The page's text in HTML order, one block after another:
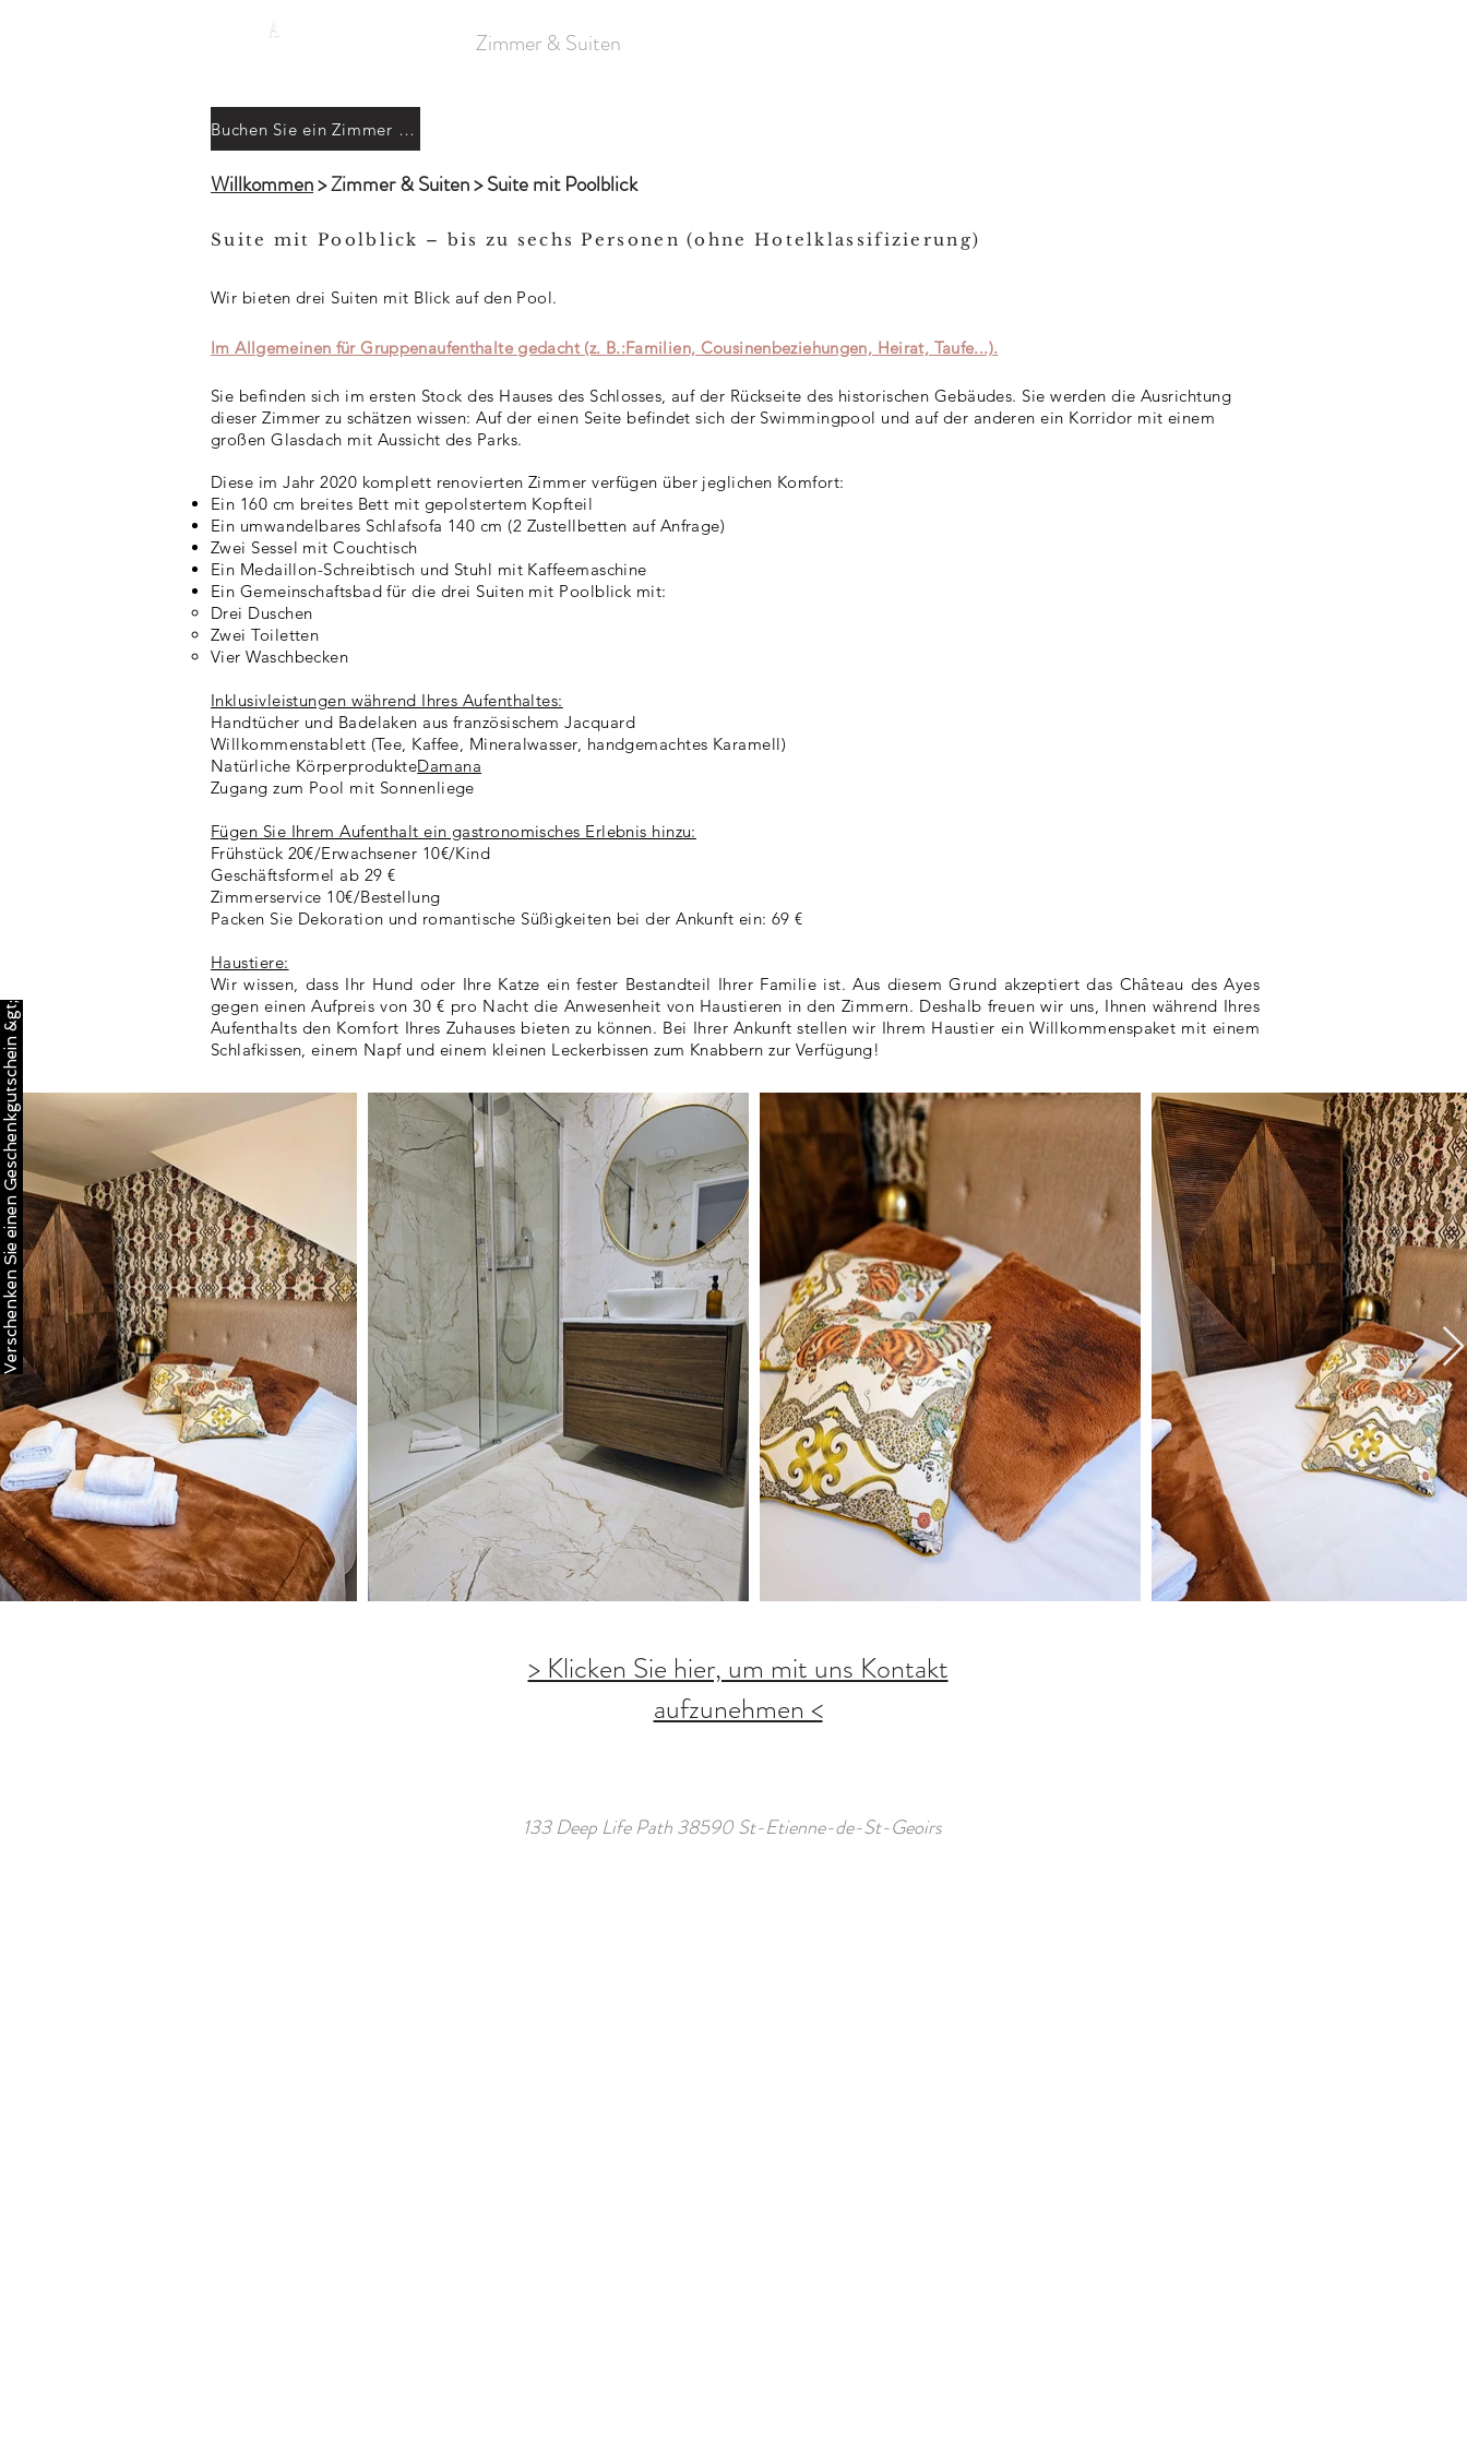
Zimmer & Suiten
Verschenken Sie einen Geschenkgutschein &gt;
Buchen Sie ein Zimmer &gt;
Willkommen> Zimmer & Suiten > Suite mit Poolblick
Suite mit Poolblick – bis zu sechs Personen (ohne Hotelklassifizierung)
Wir bieten drei Suiten mit Blick auf den Pool.
Im Allgemeinen für Gruppenaufenthalte gedacht (z. B.:Familien, Cousinenbeziehungen, Heirat, Taufe...).
Sie befinden sich im ersten Stock des Hauses des Schlosses, auf der Rückseite des historischen Gebäudes. Sie werden die Ausrichtung
dieser Zimmer zu schätzen wissen: Auf der einen Seite befindet sich der Swimmingpool und auf der anderen ein Korridor mit einem
großen Glasdach mit Aussicht des Parks.
Diese im Jahr 2020 komplett renovierten Zimmer verfügen über jeglichen Komfort:
Ein 160 cm breites Bett mit gepolstertem Kopfteil
Ein umwandelbares Schlafsofa 140 cm (2 Zustellbetten auf Anfrage)
Zwei Sessel mit Couchtisch
Ein Medaillon-Schreibtisch und Stuhl mit Kaffeemaschine
Ein Gemeinschaftsbad für die drei Suiten mit Poolblick mit:
Drei Duschen​
Zwei Toiletten
Vier Waschbecken
Inklusivleistungen während Ihres Aufenthaltes:
Handtücher und Badelaken aus französischem Jacquard
Willkommenstablett (Tee, Kaffee, Mineralwasser, handgemachtes Karamell)
Natürliche KörperprodukteDamana
Zugang zum Pool mit Sonnenliege
Fügen Sie Ihrem Aufenthalt ein gastronomisches Erlebnis hinzu:
Frühstück 20€/Erwachsener 10€/Kind
Geschäftsformel ab 29 €
Zimmerservice 10€/Bestellung
Packen Sie Dekoration und romantische Süßigkeiten bei der Ankunft ein: 69 €
Haustiere:
Wir wissen, dass Ihr Hund oder Ihre Katze ein fester Bestandteil Ihrer Familie ist. Aus diesem Grund akzeptiert das Château des Ayes
gegen einen Aufpreis von 30 € pro Nacht die Anwesenheit von Haustieren in den Zimmern. Deshalb freuen wir uns, Ihnen während Ihres
Aufenthalts den Komfort Ihres Zuhauses bieten zu können. Bei Ihrer Ankunft stellen wir Ihrem Haustier ein Willkommenspaket mit einem
Schlafkissen, einem Napf und einem kleinen Leckerbissen zum Knabbern zur Verfügung!
> Klicken Sie hier, um mit uns Kontakt
aufzunehmen <
133 Deep Life Path 38590 St-Etienne-de-St-Geoirs